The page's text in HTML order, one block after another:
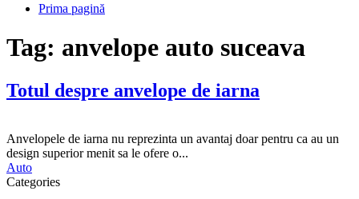
Prima pagină
Tag: anvelope auto suceava
Totul despre anvelope de iarna
Anvelopele de iarna nu reprezinta un avantaj doar pentru ca au un
design superior menit sa le ofere o...
Auto
Categories